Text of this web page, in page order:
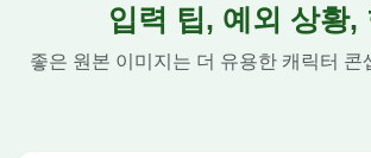
입력 팁, 예외 상황,
좋은 원본 이미지는 더 유용한 캐릭터 콘